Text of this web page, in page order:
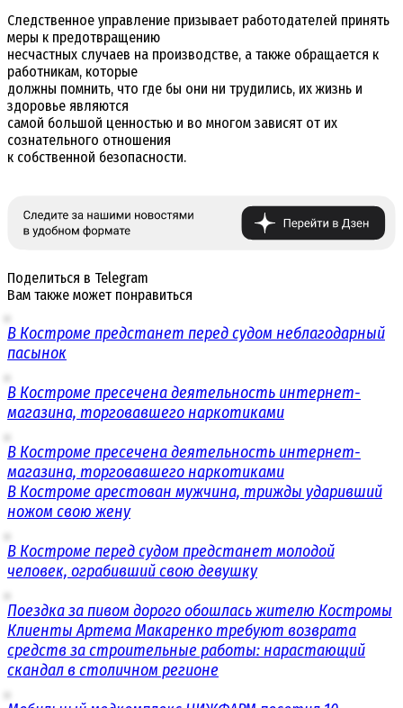
Следственное управление призывает работодателей принять
меры к предотвращению
несчастных случаев на производстве, а также обращается к
работникам, которые
должны помнить, что где бы они ни трудились, их жизнь и
здоровье являются
самой большой ценностью и во многом зависят от их
сознательного отношения
к собственной безопасности.
Поделиться в Telegram
Вам также может понравиться
В Костроме предстанет перед судом неблагодарный
пасынок
В Костроме пресечена деятельность интернет-
магазина, торговавшего наркотиками
В Костроме пресечена деятельность интернет-
магазина, торговавшего наркотиками
В Костроме арестован мужчина, трижды ударивший
ножом свою жену
В Костроме перед судом предстанет молодой
человек, ограбивший свою девушку
Поездка за пивом дорого обошлась жителю Костромы
Клиенты Артема Макаренко требуют возврата
средств за строительные работы: нарастающий
скандал в столичном регионе